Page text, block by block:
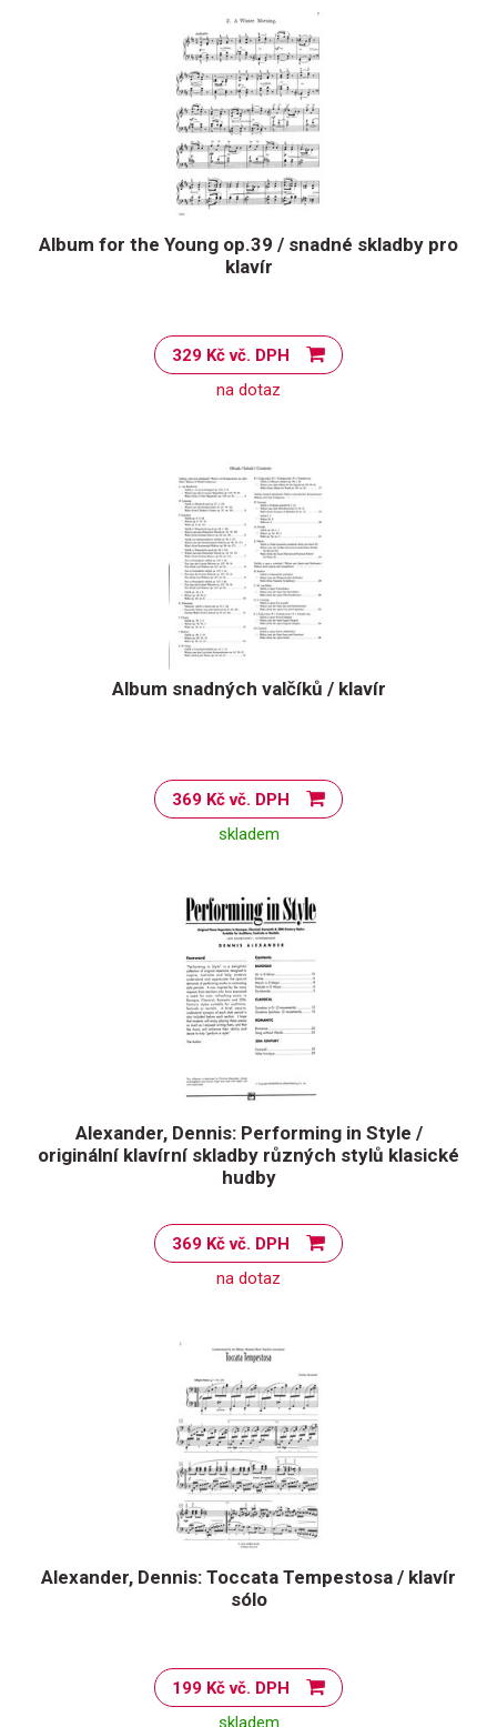
Album for the Young op.39 / snadné skladby pro
klavír
329 Kč vč. DPH
na dotaz
Album snadných valčíků / klavír
369 Kč vč. DPH
skladem
Alexander, Dennis: Performing in Style /
originální klavírní skladby různých stylů klasické
hudby
369 Kč vč. DPH
na dotaz
Alexander, Dennis: Toccata Tempestosa / klavír
sólo
199 Kč vč. DPH
skladem